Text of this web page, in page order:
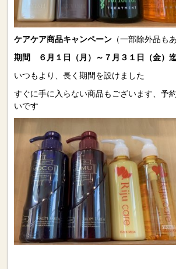
ケアケア商品キャンペーン （一部除外品も
期間 ６月１日（月）～７月３１日（金）
いつもより、長く期間を設けました
すぐに手に入らない商品もございます、予
いです